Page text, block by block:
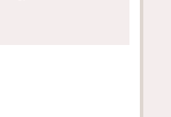
uden for